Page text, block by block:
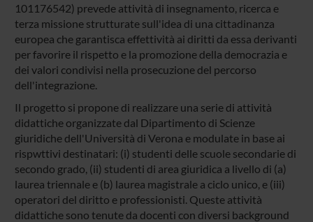
101176542) prevede attività di insegnamento, ricerca e
terza missione strutturate sull'idea di una cittadinanza
europea che garantisca effettività ai diritti da essa derivanti
per favorire il rispetto e la promozione della democrazia e
dei valori condivisi nella prosecuzione del percorso
dell'integrazione.
Il progetto si propone di realizzare una serie di attività
didattiche organizzate dal Dipartimento di Scienze
giuridiche dell'Università di Verona e modulate in base ai
rispwttivi destinatari: (i) studenti delle scuole secondarie di
secondo grado, (ii) studenti di area giuridica a livello di (a)
laurea triennale e (b) laurea magistrale a ciclo unico, e (iii)
operatori del diritto e professionisti. Queste attività
didattiche sono tenute da docenti con diversi background